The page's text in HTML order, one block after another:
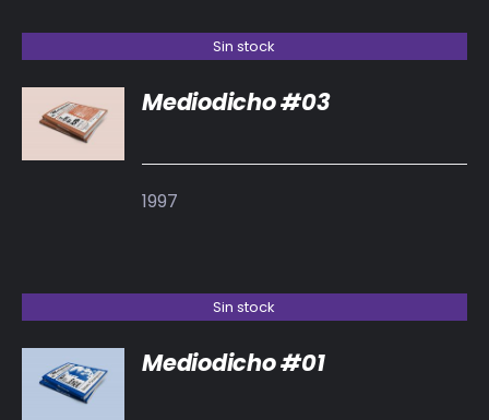
Sin stock
DETALLES
Mediodicho #03
1997
Sin stock
DETALLES
Mediodicho #01